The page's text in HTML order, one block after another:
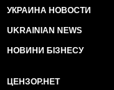
УКРАИНА НОВОСТИ
UKRAINIAN NEWS
НОВИНИ БІЗНЕСУ
ЦЕНЗОР.НЕТ